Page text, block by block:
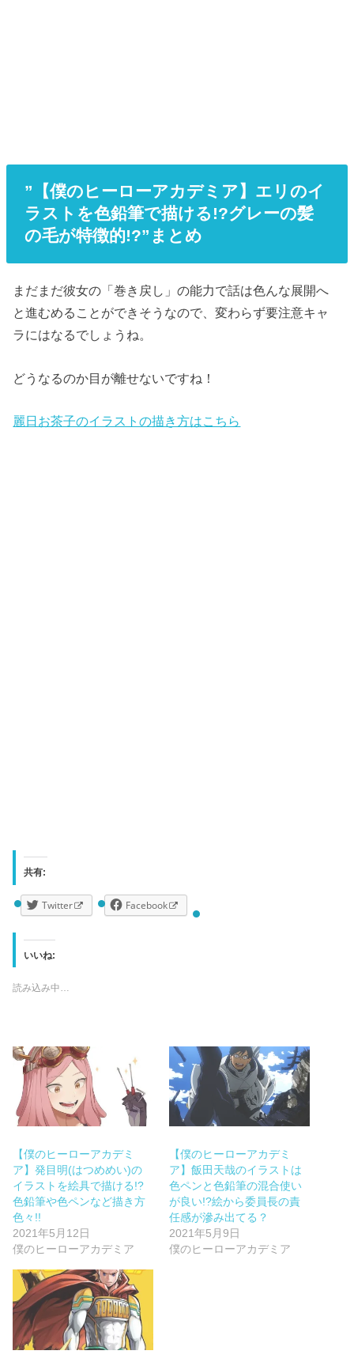
”【僕のヒーローアカデミア】エリのイ
ラストを色鉛筆で描ける!?グレーの髪
の毛が特徴的!?”まとめ
まだまだ彼女の「巻き戻し」の能力で話は色んな展開へ
と進むめることができそうなので、変わらず要注意キャ
ラにはなるでしょうね。
どうなるのか目が離せないですね！
麗日お茶子のイラストの描き方はこちら
共有:
Twitter Facebook
いいね:
読み込み中…
【僕のヒーローアカデミ
ア】発目明(はつめめい)の
イラストを絵具で描ける!?
色鉛筆や色ペンなど描き方
色々!!
2021年5月12日
僕のヒーローアカデミア
【僕のヒーローアカデミ
ア】飯田天哉のイラストは
色ペンと色鉛筆の混合使い
が良い!?絵から委員長の責
任感が滲み出てる？
2021年5月9日
僕のヒーローアカデミア